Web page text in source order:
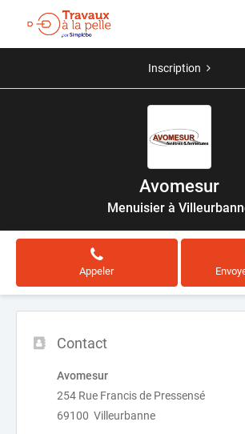
Inscription
Avomesur
Menuisier à
Appeler
Contact
Avomesur
254 Rue Francis de Pressensé
69100 Villeurbanne